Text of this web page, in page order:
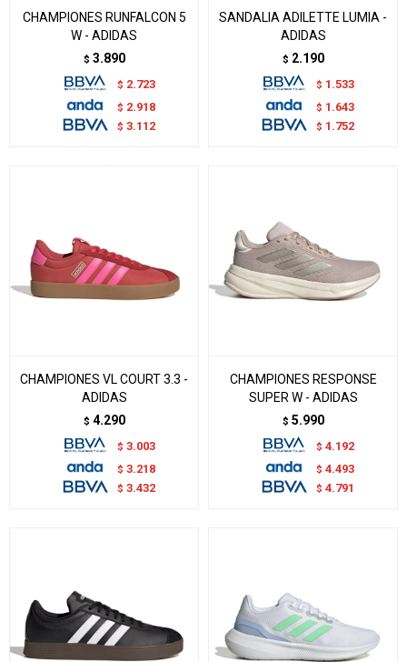
CHAMPIONES RUNFALCON 5
W - ADIDAS
$ 3.890
$ 2.723
$ 2.918
$ 3.112
SANDALIA ADILETTE LUMIA -
ADIDAS
$ 2.190
$ 1.533
$ 1.643
$ 1.752
CHAMPIONES VL COURT 3.3 -
ADIDAS
$ 4.290
$ 3.003
$ 3.218
$ 3.432
CHAMPIONES RESPONSE
SUPER W - ADIDAS
$ 5.990
$ 4.192
$ 4.493
$ 4.791